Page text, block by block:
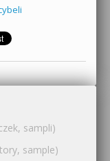
sampli)
sample)